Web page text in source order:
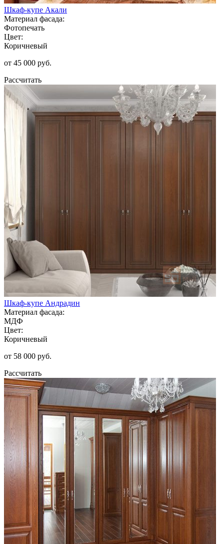
Шкаф-купе Акали
Материал фасада:
Фотопечать
Цвет:
Коричневый
от 45 000 руб.
Рассчитать
Шкаф-купе Андрадин
Материал фасада:
МДФ
Цвет:
Коричневый
от 58 000 руб.
Рассчитать